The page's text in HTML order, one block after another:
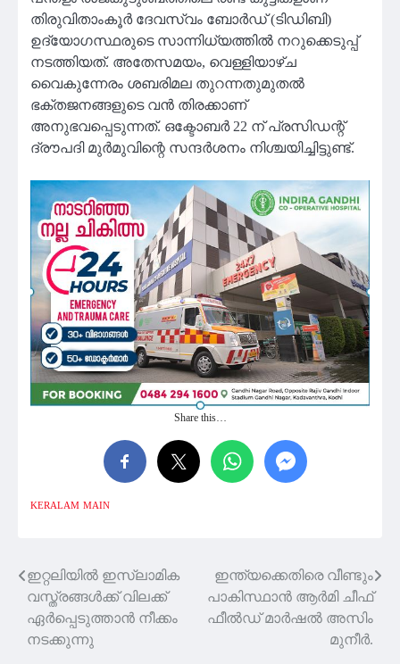
തിരുവിതാംകൂർ ദേവസ്വം ബോർഡ് (ടിഡിബി)
ഉദ്യോഗസ്ഥരുടെ സാന്നിധ്യത്തിൽ നറുക്കെടുപ്പ്
നടത്തിയത്. അതേസമയം, വെള്ളിയാഴ്ച
വൈകുന്നേരം ശബരിമല തുറന്നതുമുതൽ
ഭക്തജനങ്ങളുടെ വൻ തിരക്കാണ്
അനുഭവപ്പെടുന്നത്. ഒക്ടോബർ 22 ന് പ്രസിഡന്റ്
ദ്രൗപദി മുർമുവിന്റെ സന്ദർശനം നിശ്ചയിച്ചിട്ടുണ്ട്.
Share this…
KERALAM MAIN
Post
navigation
ഇറ്റലിയിൽ ഇസ്ലാമിക
വസ്ത്രങ്ങൾക്ക് വിലക്ക്
ഏർപ്പെടുത്താൻ നീക്കം
നടക്കുന്നു
ഇന്ത്യക്കെതിരെ വീണ്ടും
പാകിസ്ഥാൻ ആർമി ചീഫ്
ഫീൽഡ് മാർഷൽ അസിം
മുനീർ.